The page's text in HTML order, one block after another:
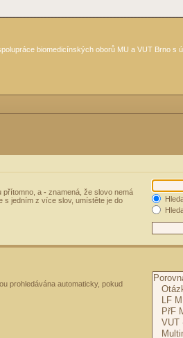
biomedicínských oborů MU a VUT Brno s
přítomno, a - znamená, že slovo nemá
s jedním z více slov, umístěte je do
prohledávána automaticky, pokud